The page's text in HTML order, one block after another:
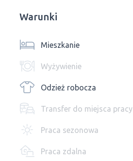
Warunki
Mieszkanie
Wyżywienie
Odzież robocza
Transfer do miejsca pracy
Praca sezonowa
Praca zdalna